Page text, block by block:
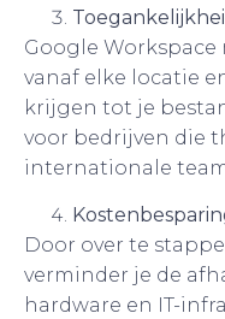
Google
vanaf elke locatie
krijgen tot je
voor bedrijven die
internationale
Door over te
verminder je de
hardware en IT-